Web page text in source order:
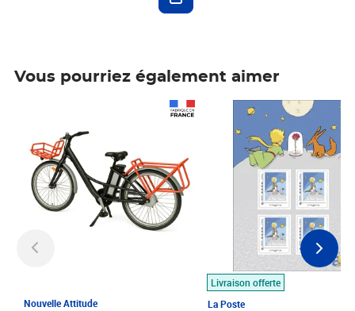
Vous pourriez également aimer
Nouvelle Attitude
Livraison offerte
La Poste
Prix 7,50€